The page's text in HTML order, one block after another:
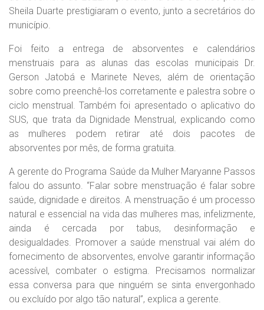
Sheila Duarte prestigiaram o evento, junto a secretários do
município.
Foi feito a entrega de absorventes e calendários
menstruais para as alunas das escolas municipais Dr.
Gerson Jatobá e Marinete Neves, além de orientação
sobre como preenchê-los corretamente e palestra sobre o
ciclo menstrual. Também foi apresentado o aplicativo do
SUS, que trata da Dignidade Menstrual, explicando como
as mulheres podem retirar até dois pacotes de
absorventes por mês, de forma gratuita.
A gerente do Programa Saúde da Mulher Maryanne Passos
falou do assunto. “Falar sobre menstruação é falar sobre
saúde, dignidade e direitos. A menstruação é um processo
natural e essencial na vida das mulheres mas, infelizmente,
ainda é cercada por tabus, desinformação e
desigualdades. Promover a saúde menstrual vai além do
fornecimento de absorventes, envolve garantir informação
acessível, combater o estigma. Precisamos normalizar
essa conversa para que ninguém se sinta envergonhado
ou excluído por algo tão natural”, explica a gerente.